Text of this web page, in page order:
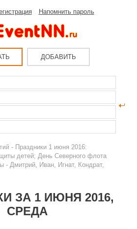
Напомнить пароль
ДОБАВИТЬ
- Праздники 1 июня 2016:
детей; День Северного флота
- Дмитрий, Иван, Игнат, Кондрат,
ЗА 1 ИЮНЯ 2016,
СРЕДА